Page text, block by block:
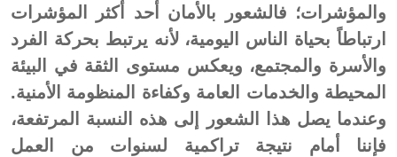
والمؤشرات؛ فالشعور بالأمان أحد أكثر المؤشرات
ارتباطاً بحياة الناس اليومية، لأنه يرتبط بحركة الفرد
والأسرة والمجتمع، ويعكس مستوى الثقة في البيئة
المحيطة والخدمات العامة وكفاءة المنظومة الأمنية.
وعندما يصل هذا الشعور إلى هذه النسبة المرتفعة،
فإننا أمام نتيجة تراكمية لسنوات من العمل